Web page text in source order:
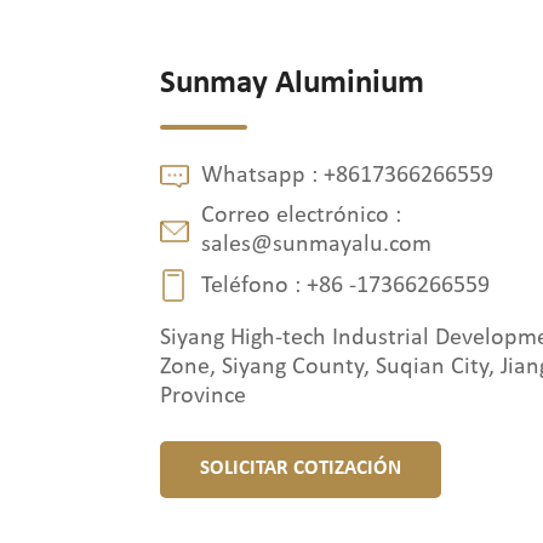
Sunmay Aluminium
Whatsapp : +8617366266559
Correo electrónico :
sales@sunmayalu.com
Teléfono : +86 -17366266559
Siyang High-tech Industrial
Zone, Siyang County, Suqian City,
Province
SOLICITAR COTIZACIÓN